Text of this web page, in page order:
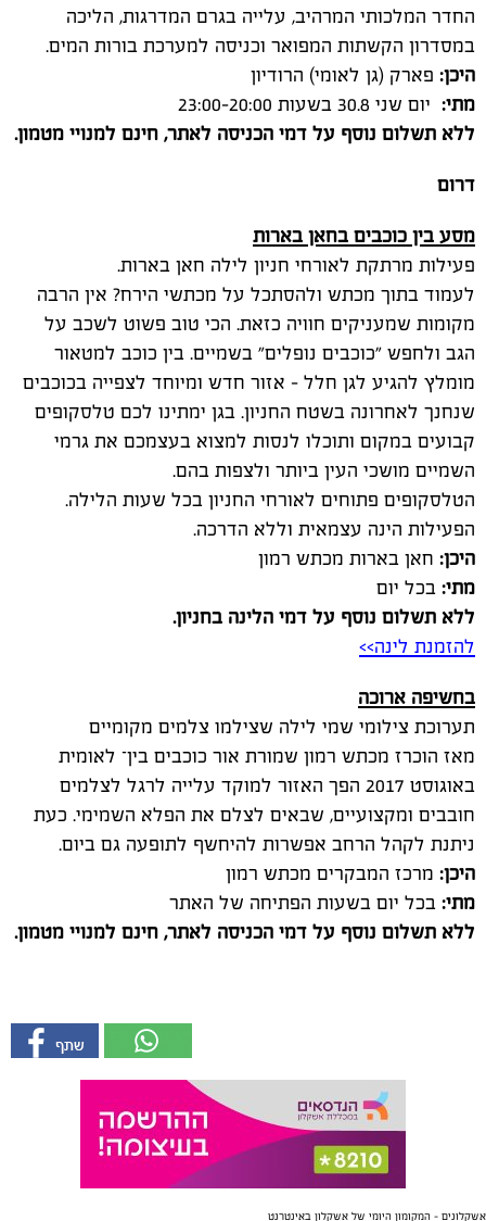
החדר המלכותי המרהיב, עלייה בגרם המדרגות, הליכה
במסדרון הקשתות המפואר וכניסה למערכת בורות המים.
היכן: פארק (גן לאומי) הרודיון
מתי: יום שני 30.8 בשעות 20:00–23:00
ללא תשלום נוסף על דמי הכניסה לאתר, חינם למנויי מטמון.
דרום
מסע בין כוכבים בחאן בארות
פעילות מרתקת לאורחי חניון לילה חאן בארות.
לעמוד בתוך מכתש ולהסתכל על מכתשי הירח? אין הרבה
מקומות שמעניקים חוויה כזאת. הכי טוב פשוט לשכב על
הגב ולחפש "כוכבים נופלים" בשמיים. בין כוכב למטאור
מומלץ להגיע לגן חלל – אזור חדש ומיוחד לצפייה בכוכבים
שנחנך לאחרונה בשטח החניון. בגן ימתינו לכם טלסקופים
קבועים במקום ותוכלו לנסות למצוא בעצמכם את גרמי
השמיים מושכי העין ביותר ולצפות בהם.
הטלסקופים פתוחים לאורחי החניון בכל שעות הלילה.
הפעילות הינה עצמאית וללא הדרכה.
היכן: חאן בארות מכתש רמון
מתי: בכל יום
ללא תשלום נוסף על דמי הלינה בחניון.
להזמנת לינה>>
בחשיפה ארוכה
תערוכת צילומי שמי לילה שצילמו צלמים מקומיים
מאז הוכרז מכתש רמון שמורת אור כוכבים בין־ לאומית
באוגוסט 2017 הפך האזור למוקד עלייה לרגל לצלמים
חובבים ומקצועיים, שבאים לצלם את הפלא השמימי. כעת
ניתנת לקהל הרחב אפשרות להיחשף לתופעה גם ביום.
היכן: מרכז המבקרים מכתש רמון
מתי: בכל יום בשעות הפתיחה של האתר
ללא תשלום נוסף על דמי הכניסה לאתר, חינם למנויי מטמון.
אשקלונים - המקומון היומי של אשקלון באינטרנט